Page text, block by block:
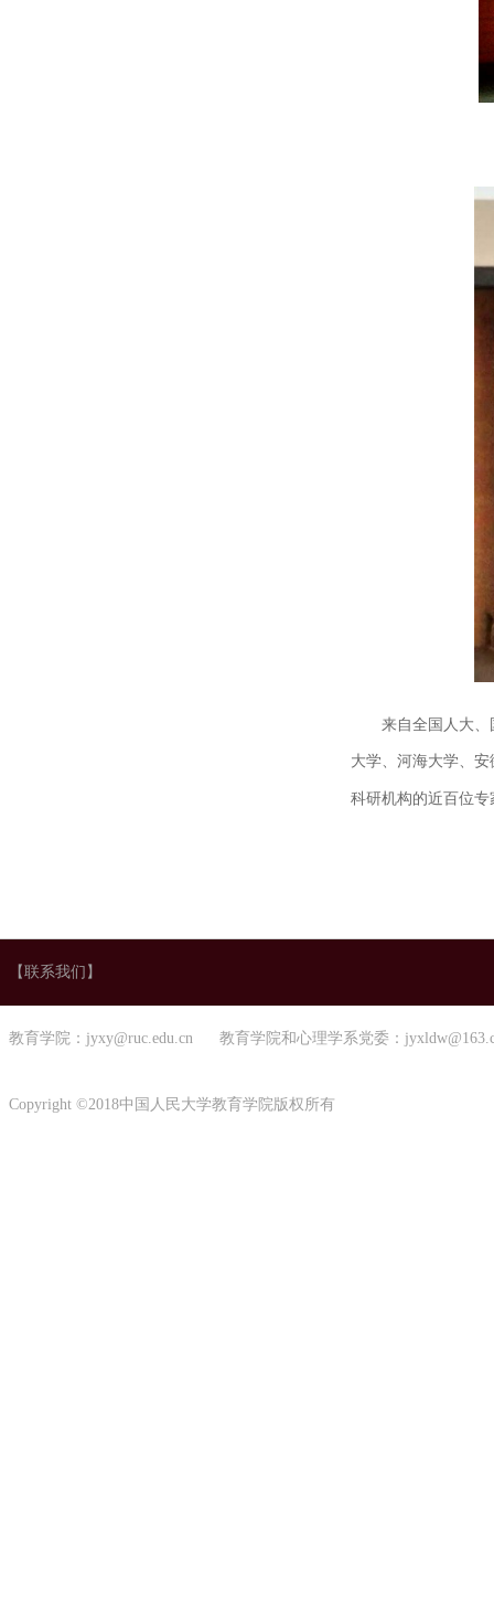
来自全国人大
大学、河海大学、
科研机构的近百位
【联系我们】
教育学院：jyxy@ruc.edu.cn 教育学院和心理学系党委：
Copyright ©2018中国人民大学教育学院版权所有